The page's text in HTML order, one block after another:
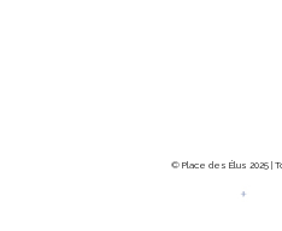
© Place des Élus 2025 |